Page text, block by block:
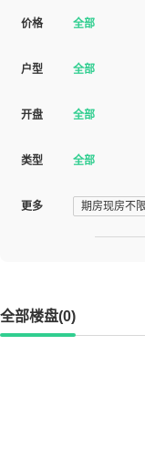
价格 全部
户型 全部
开盘 全部
类型 全部
更多 期房现房不限
全部楼盘(0)